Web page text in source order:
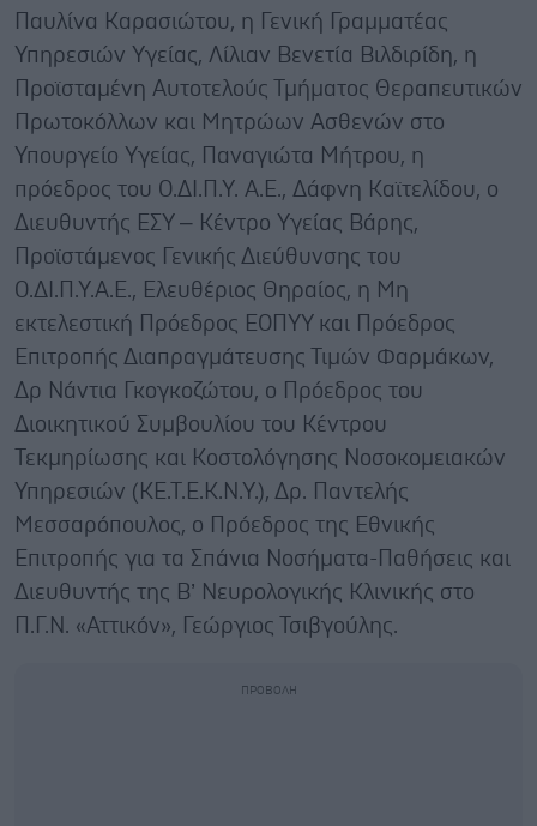
Παυλίνα Καρασιώτου, η Γενική Γραμματέας
Υπηρεσιών Υγείας, Λίλιαν Βενετία Βιλδιρίδη, η
Προϊσταμένη Αυτοτελούς Τμήματος Θεραπευτικών
Πρωτοκόλλων και Μητρώων Ασθενών στο
Υπουργείο Υγείας, Παναγιώτα Μήτρου, η
πρόεδρος του Ο.ΔΙ.Π.Υ. Α.Ε., Δάφνη Καϊτελίδου, ο
Διευθυντής ΕΣΥ – Κέντρο Υγείας Βάρης,
Προϊστάμενος Γενικής Διεύθυνσης του
Ο.ΔΙ.Π.Υ.Α.Ε., Ελευθέριος Θηραίος, η Μη
εκτελεστική Πρόεδρος ΕΟΠΥΥ και Πρόεδρος
Επιτροπής Διαπραγμάτευσης Τιμών Φαρμάκων,
Δρ Νάντια Γκογκοζώτου, ο Πρόεδρος του
Διοικητικού Συμβουλίου του Κέντρου
Τεκμηρίωσης και Κοστολόγησης Νοσοκομειακών
Υπηρεσιών (ΚΕ.Τ.Ε.Κ.Ν.Υ.), Δρ. Παντελής
Μεσσαρόπουλος, ο Πρόεδρος της Εθνικής
Επιτροπής για τα Σπάνια Νοσήματα-Παθήσεις και
Διευθυντής της Β’ Νευρολογικής Κλινικής στο
Π.Γ.Ν. «Αττικόν», Γεώργιος Τσιβγούλης.